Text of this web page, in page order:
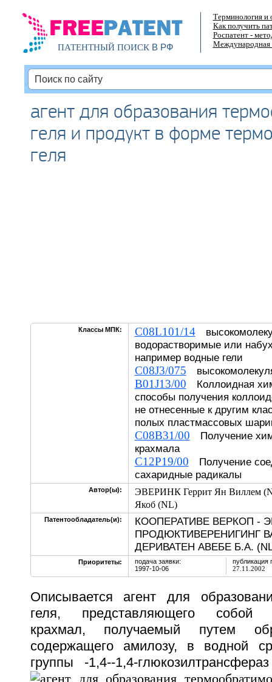
ПАТЕНТНЫЙ ПОИСКВ РФ
Терминология и
Как получить
Роспатент -
Международная
агент для образования
геля и продукт в форме
геля
Классы МПК: C08L101/14
водорастворимые или
например водные гели
C08J3/075
B01J13/00 Коллоидная
способы получения
не отнесенные к другим
полых пластмассовых
C08B31/00 Получение
крахмала
C12P19/00 Получение
сахаридные радикалы
Автор(ы):
ЭВЕРИНК Геррит Ян Виллем
Якоб (NL)
Патентообладатель(и):
КООПЕРАТИВЕ ВЕРКОП -
ПРОДЮКТИВЕРЕНИГИНГ
ДЕРИВАТЕН АВЕБЕ Б.А.
Приоритеты:
подача заявки:
1997-10-06
публикация
27.11.2002
Описывается агент для
геля, представляющего собой
крахмал, получаемый путем
содержащего амилозу, в водной
группы -1,4--1,4-